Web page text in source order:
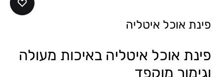
פינת אוכל איטליה
פינת אוכל איטליה באיכות מעולה
וגימור מוקפד